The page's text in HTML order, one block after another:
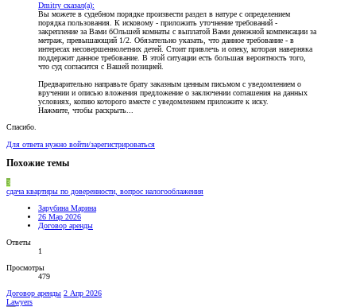
Dmitry сказал(а):
Вы можете в судебном порядке произвести раздел в натуре с определением
порядка пользования. К исковому - приложить уточнение требований -
закрепление за Вами бОльшей комнаты с выплатой Вами денежной компенсации за
метраж, превышающий 1/2. Обязательно указать, что данное требование - в
интересах несовершеннолетних детей. Стоит привлечь и опеку, которая наверняка
поддержит данное требование. В этой ситуации есть большая вероятность того,
что суд согласится с Вашей позицией.
Предварительно направьте брату заказным ценным письмом с уведомлением о
вручении и описью вложения предложение о заключении соглашения на данных
условиях, копию которого вместе с уведомлением приложите к иску.
Нажмите, чтобы раскрыть...
Спасибо.
Для ответа нужно войти/зарегистрироваться
Похожие темы
З
сдача квартиры по доверенности, вопрос налогооблажения
Зарубина Марина
26 Мар 2026
Договор аренды
Ответы
1
Просмотры
479
Договор аренды 2 Апр 2026
Lawyers